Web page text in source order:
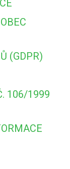
(GDPR)
106/1999